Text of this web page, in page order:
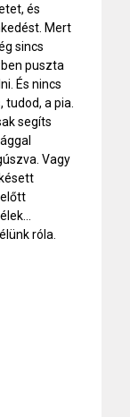
és
Mert
sincs
puszta
És nincs
a pia.
segíts
Vagy
róla.